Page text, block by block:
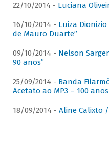
22/10/2014 - Luciana
16/10/2014 - Luiza
de Mauro Duarte”
09/10/2014 - Nelson
90 anos”
25/09/2014 - Banda
Acetato ao MP3 – 100
18/09/2014 - Aline Calixto